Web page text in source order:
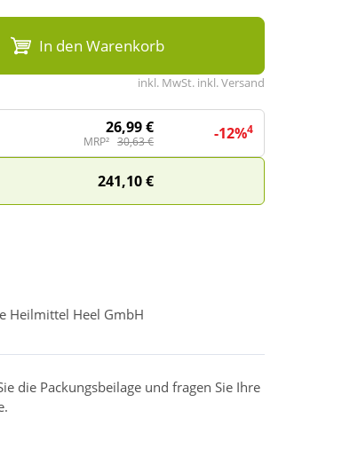
In den Warenkorb
inkl. MwSt. inkl. Versand
26,99 €
MRP² 30,63 € -12%4
241,10 €
Heilmittel Heel GmbH
die Packungsbeilage und fragen Sie Ihre